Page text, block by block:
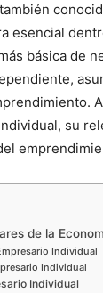
esencial
básica de
su
de la
Individual
Individual
Individual